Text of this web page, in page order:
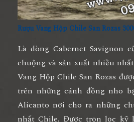
Rượu Vang Hộp Chile San Rozas
Là dòng Cabernet Savignon
chuộng và sản xuất nhiều
Vang Hộp Chile San Rozas
trên những cánh đồng nho
Alicanto nơi cho ra những
nhất Chile. Được trọn lọc kỹ